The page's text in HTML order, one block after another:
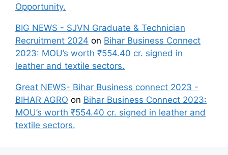
Opportunity.
BIG NEWS - SJVN Graduate & Technician
Recruitment 2024 on Bihar Business Connect
2023: MOU’s worth ₹554.40 cr. signed in
leather and textile sectors.
Great NEWS- Bihar Business connect 2023 -
BIHAR AGRO on Bihar Business Connect 2023:
MOU’s worth ₹554.40 cr. signed in leather and
textile sectors.